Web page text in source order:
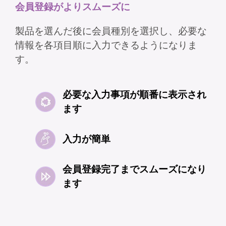
会員登録がよりスムーズに​​​
製品を選んだ後に会員種別を選択し、必要な
情報を各項目順に入力できるようになりま
す。​
必要な入力事項が順番に表示され
ます​​​​
入力が簡単​​​​
会員登録完了までスムーズになり
ます​​​